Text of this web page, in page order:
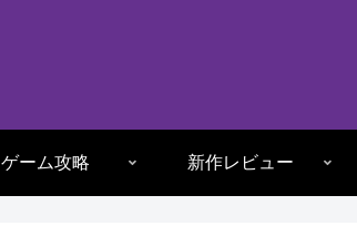
ゲーム攻略 新作レビュー